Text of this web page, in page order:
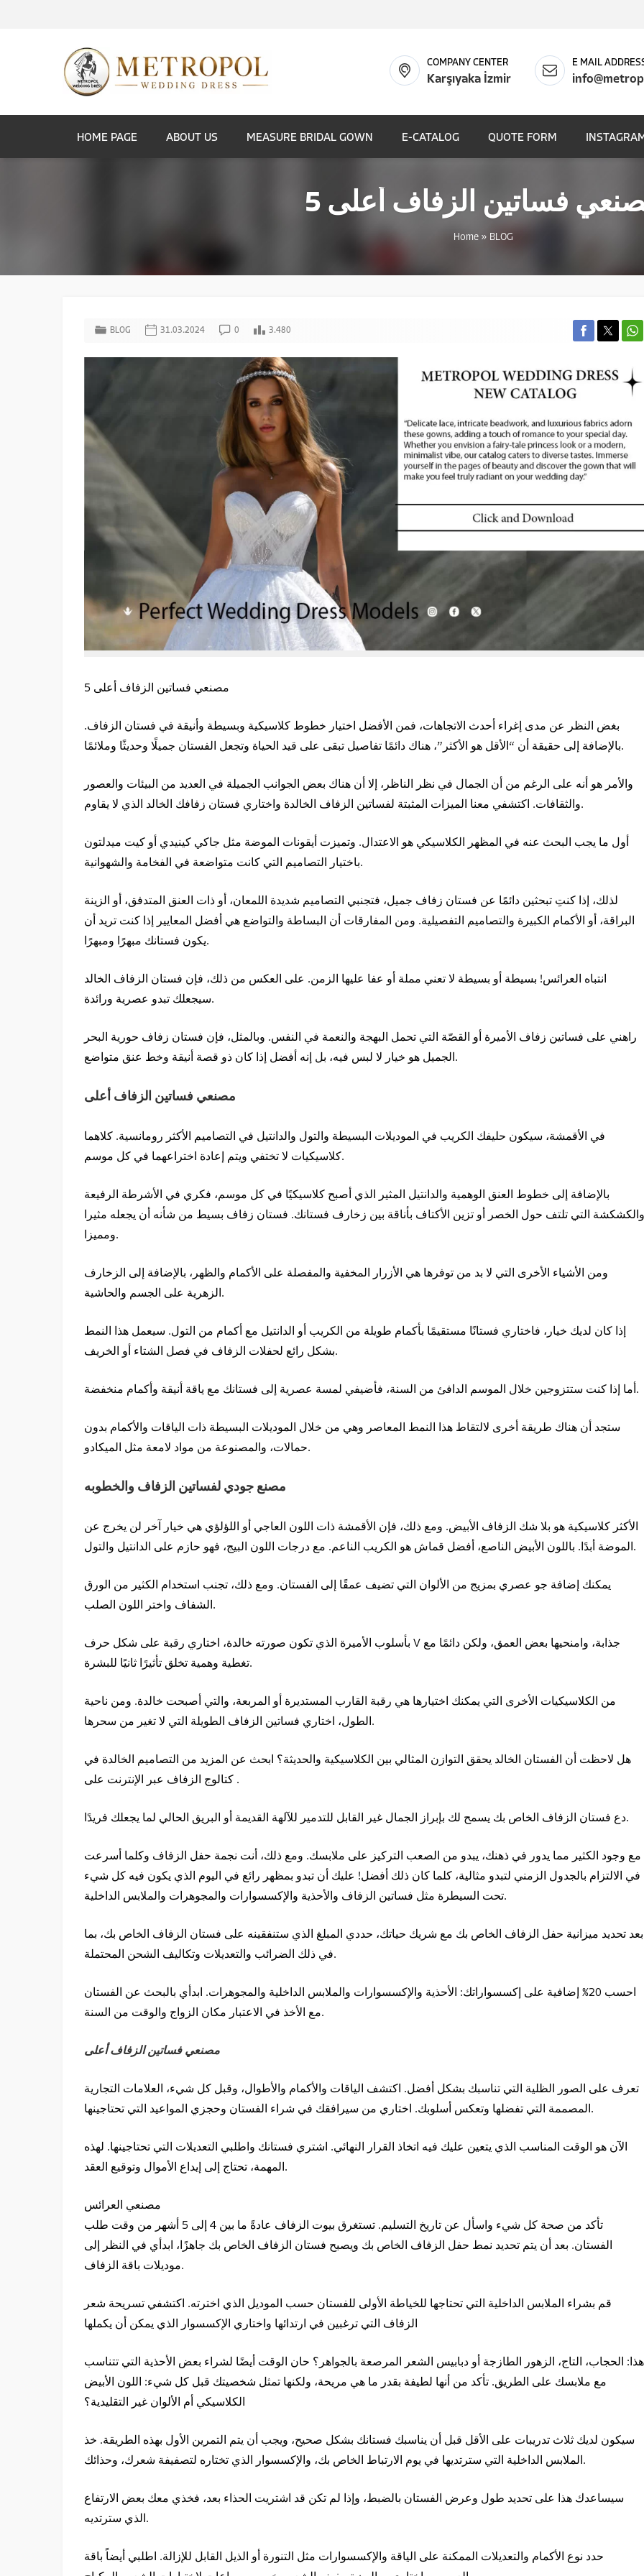
COMPANY CENTER
Karşıyaka İzmir
E MAIL
HOME PAGE ABOUT US MEASURE BRIDAL GOWN E-CATALOG QUOTE FORM
فساتين الزفاف أعلى 5
Home» BLOG
BLOG 31.03.2024 0 3.480
مصنعي فساتين الزفاف أعلى 5
بغض النظر عن مدى إغراء أحدث الاتجاهات، فمن الأفضل اختيار خطوط كلاسيكية وبسيطة وأنيقة في فستان الزفاف.
بالإضافة إلى حقيقة أن “الأقل هو الأكثر”، هناك دائمًا تفاصيل تبقى على قيد الحياة وتجعل الفستان جميلًا وحديثًا وملائمًا.
والأمر هو أنه على الرغم من أن الجمال في نظر الناظر، إلا أن هناك بعض الجوانب الجميلة في العديد من البيئات والعصور
والثقافات. اكتشفي معنا الميزات المثبتة لفساتين الزفاف الخالدة واختاري فستان زفافك الخالد الذي لا يقاوم.
أول ما يجب البحث عنه في المظهر الكلاسيكي هو الاعتدال. وتميزت أيقونات الموضة مثل جاكي كينيدي أو كيت ميدلتون
باختيار التصاميم التي كانت متواضعة في الفخامة والشهوانية.
لذلك، إذا كنتِ تبحثين دائمًا عن فستان زفاف جميل، فتجنبي التصاميم شديدة اللمعان، أو ذات العنق المتدفق، أو الزينة
البراقة، أو الأكمام الكبيرة والتصاميم التفصيلية. ومن المفارقات أن البساطة والتواضع هي أفضل المعايير إذا كنت تريد أن
يكون فستانك مبهرًا ومبهرًا.
انتباه العرائس! بسيطة أو بسيطة لا تعني مملة أو عفا عليها الزمن. على العكس من ذلك، فإن فستان الزفاف الخالد
سيجعلك تبدو عصرية ورائدة.
راهني على فساتين زفاف الأميرة أو القصّة التي تحمل البهجة والنعمة في النفس. وبالمثل، فإن فستان زفاف حورية البحر
الجميل هو خيار لا لبس فيه، بل إنه أفضل إذا كان ذو قصة أنيقة وخط عنق متواضع.
مصنعي فساتين الزفاف أعلى
في الأقمشة، سيكون حليفك الكريب في الموديلات البسيطة والتول والدانتيل في التصاميم الأكثر رومانسية. كلاهما
كلاسيكيات لا تختفي ويتم إعادة اختراعهما في كل موسم.
بالإضافة إلى خطوط العنق الوهمية والدانتيل المثير الذي أصبح كلاسيكيًا في كل موسم، فكري في الأشرطة الرفيعة
والكشكشة التي تلتف حول الخصر أو تزين الأكتاف بأناقة بين زخارف فستانك. فستان زفاف بسيط من شأنه أن يجعله مثيرا
ومميزا.
ومن الأشياء الأخرى التي لا بد من توفرها هي الأزرار المخفية والمفصلة على الأكمام والظهر، بالإضافة إلى الزخارف
الزهرية على الجسم والحاشية.
إذا كان لديك خيار، فاختاري فستانًا مستقيمًا بأكمام طويلة من الكريب أو الدانتيل مع أكمام من التول. سيعمل هذا النمط
بشكل رائع لحفلات الزفاف في فصل الشتاء أو الخريف.
أما إذا كنت ستتزوجين خلال الموسم الدافئ من السنة، فأضيفي لمسة عصرية إلى فستانك مع ياقة أنيقة وأكمام منخفضة.
ستجد أن هناك طريقة أخرى لالتقاط هذا النمط المعاصر وهي من خلال الموديلات البسيطة ذات الياقات والأكمام بدون
حمالات، والمصنوعة من مواد لامعة مثل الميكادو.
مصنع جودي لفساتين الزفاف والخطوبه
الأكثر كلاسيكية هو بلا شك الزفاف الأبيض. ومع ذلك، فإن الأقمشة ذات اللون العاجي أو اللؤلؤي هي خيار آخر لن يخرج عن
الموضة أبدًا. باللون الأبيض الناصع، أفضل قماش هو الكريب الناعم. مع درجات اللون البيج، فهو حازم على الدانتيل والتول.
يمكنك إضافة جو عصري بمزيج من الألوان التي تضيف عمقًا إلى الفستان. ومع ذلك، تجنب استخدام الكثير من الورق
الشفاف واختر اللون الصلب.
بأسلوب الأميرة الذي تكون صورته خالدة، اختاري رقبة على شكل حرف V جذابة، وامنحيها بعض العمق، ولكن دائمًا مع
تغطية وهمية تخلق تأثيرًا ثانيًا للبشرة.
من الكلاسيكيات الأخرى التي يمكنك اختيارها هي رقبة القارب المستديرة أو المربعة، والتي أصبحت خالدة. ومن ناحية
الطول، اختاري فساتين الزفاف الطويلة التي لا تغير من سحرها.
هل لاحظت أن الفستان الخالد يحقق التوازن المثالي بين الكلاسيكية والحديثة؟ ابحث عن المزيد من التصاميم الخالدة في
كتالوج الزفاف عبر الإنترنت على .
دع فستان الزفاف الخاص بك يسمح لك بإبراز الجمال غير القابل للتدمير للآلهة القديمة أو البريق الحالي لما يجعلك فريدًا.
مع وجود الكثير مما يدور في ذهنك، يبدو من الصعب التركيز على ملابسك. ومع ذلك، أنت نجمة حفل الزفاف وكلما أسرعت
في الالتزام بالجدول الزمني لتبدو مثالية، كلما كان ذلك أفضل! عليك أن تبدو بمظهر رائع في اليوم الذي يكون فيه كل شيء
تحت السيطرة مثل فساتين الزفاف والأحذية والإكسسوارات والمجوهرات والملابس الداخلية.
بعد تحديد ميزانية حفل الزفاف الخاص بك مع شريك حياتك، حددي المبلغ الذي ستنفقينه على فستان الزفاف الخاص بك، بما
في ذلك الضرائب والتعديلات وتكاليف الشحن المحتملة.
احسب 20% إضافية على إكسسواراتك: الأحذية والإكسسوارات والملابس الداخلية والمجوهرات. ابدأي بالبحث عن الفستان
مع الأخذ في الاعتبار مكان الزواج والوقت من السنة.
مصنعي فساتين الزفاف أعلى
تعرف على الصور الظلية التي تناسبك بشكل أفضل. اكتشف الياقات والأكمام والأطوال، وقبل كل شيء، العلامات التجارية
المصممة التي تفضلها وتعكس أسلوبك. اختاري من سيرافقك في شراء الفستان وحجزي المواعيد التي تحتاجينها.
الآن هو الوقت المناسب الذي يتعين عليك فيه اتخاذ القرار النهائي. اشتري فستانك واطلبي التعديلات التي تحتاجينها. لهذه
المهمة، تحتاج إلى إيداع الأموال وتوقيع العقد.
مصنعي العرائس
تأكد من صحة كل شيء واسأل عن تاريخ التسليم. تستغرق بيوت الزفاف عادةً ما بين 4 إلى 5 أشهر من وقت طلب
الفستان. بعد أن يتم تحديد نمط حفل الزفاف الخاص بك ويصبح فستان الزفاف الخاص بك جاهزًا، ابدأي في النظر إلى
موديلات باقة الزفاف.
قم بشراء الملابس الداخلية التي تحتاجها للخياطة الأولى للفستان حسب الموديل الذي اخترته. اكتشفي تسريحة شعر
الزفاف التي ترغبين في ارتدائها واختاري الإكسسوار الذي يمكن أن يكملها
هذا: الحجاب، التاج، الزهور الطازجة أو دبابيس الشعر المرصعة بالجواهر؟ حان الوقت أيضًا لشراء بعض الأحذية التي تتناسب
مع ملابسك على الطريق. تأكد من أنها لطيفة بقدر ما هي مريحة، ولكنها تمثل شخصيتك قبل كل شيء: اللون الأبيض
الكلاسيكي أم الألوان غير التقليدية؟
سيكون لديك ثلاث تدريبات على الأقل قبل أن يناسبك فستانك بشكل صحيح، ويجب أن يتم التمرين الأول بهذه الطريقة. خذ
الملابس الداخلية التي سترتديها في يوم الارتباط الخاص بك، والإكسسوار الذي تختاره لتصفيفة شعرك، وحذائك.
سيساعدك هذا على تحديد طول وعرض الفستان بالضبط، وإذا لم تكن قد اشتريت الحذاء بعد، فخذي معك بعض الارتفاع
الذي سترتديه.
حدد نوع الأكمام والتعديلات الممكنة على الياقة والإكسسوارات مثل التنورة أو الذيل القابل للإزالة. اطلبي أيضاً باقة